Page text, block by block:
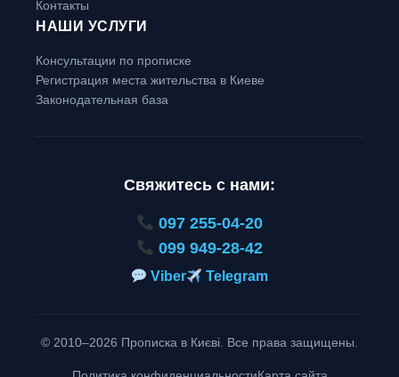
Контакты
НАШИ УСЛУГИ
Консультации по прописке
Регистрация места жительства в Киеве
Законодательная база
Свяжитесь с нами:
097 255-04-20
099 949-28-42
Viber Telegram
© 2010–2026 Прописка в Києві. Все права защищены.